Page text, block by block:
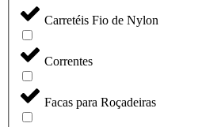
Carretéis Fio de Nylon
Correntes
Facas para Roçadeiras